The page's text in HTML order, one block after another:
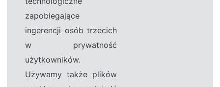
zapobiegające
ingerencji osób trzecich
w prywatność
użytkowników.
Używamy także plików